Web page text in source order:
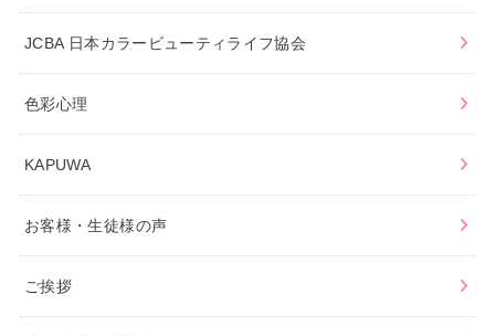
JCBA 日本カラービューティライフ協会
色彩心理
KAPUWA
お客様・生徒様の声
ご挨拶